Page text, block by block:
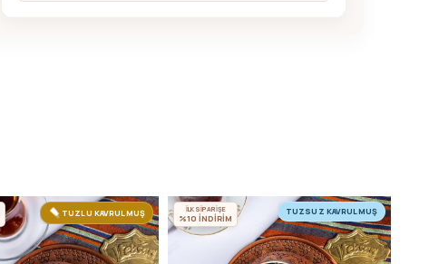
TUZLU KAVRULMUŞ TUZSUZ KAVRULMUŞ
İLK SİPARİŞE
%10 İNDİRİM